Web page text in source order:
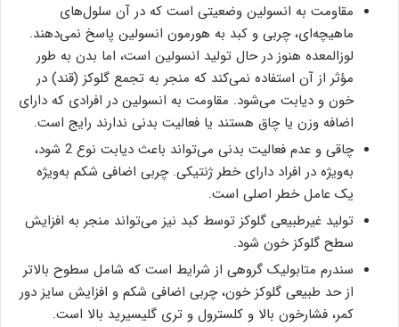
مقاومت به انسولین وضعیتی است که در آن سلول‌های
ماهیچه‌ای، چربی و کبد به هورمون انسولین پاسخ نمی‌دهند.
لوزالمعده هنوز در حال تولید انسولین است، اما بدن به طور
مؤثر از آن استفاده نمی‌کند که منجر به تجمع گلوکز (قند) در
خون و دیابت می‌شود. مقاومت به انسولین در افرادی که دارای
اضافه وزن یا چاق هستند یا فعالیت بدنی ندارند رایج است.
چاقی و عدم فعالیت بدنی می‌تواند باعث دیابت نوع 2 شود،
به‌ویژه در افراد دارای خطر ژنتیکی. چربی اضافی شکم به‌ویژه
یک عامل خطر اصلی است.
تولید غیرطبیعی گلوکز توسط کبد نیز می‌تواند منجر به افزایش
سطح گلوکز خون شود.
سندرم متابولیک گروهی از شرایط است که شامل سطوح بالاتر
از حد طبیعی گلوکز خون، چربی اضافی شکم و افزایش سایز دور
کمر، فشارخون بالا و کلسترول و تری گلیسیرید بالا است.